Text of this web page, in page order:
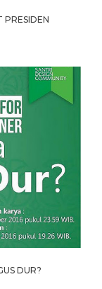
PRESIDEN
DUR?